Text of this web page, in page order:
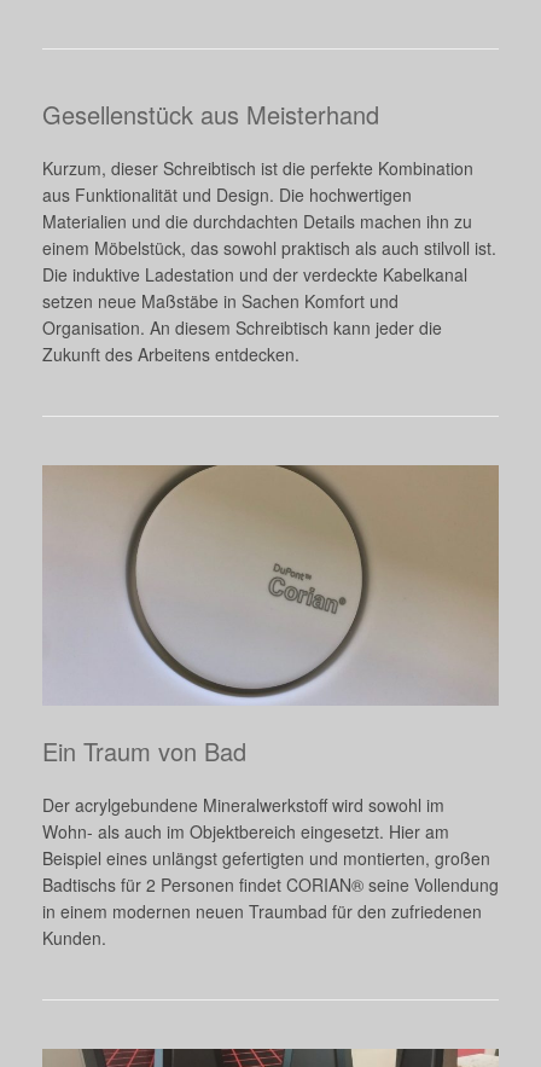
Gesellenstück aus Meisterhand
Kurzum, dieser Schreibtisch ist die perfekte Kombination
aus Funktionalität und Design. Die hochwertigen
Materialien und die durchdachten Details machen ihn zu
einem Möbelstück, das sowohl praktisch als auch stilvoll ist.
Die induktive Ladestation und der verdeckte Kabelkanal
setzen neue Maßstäbe in Sachen Komfort und
Organisation. An diesem Schreibtisch kann jeder die
Zukunft des Arbeitens entdecken.
Ein Traum von Bad
Der acrylgebundene Mineralwerkstoff wird sowohl im
Wohn- als auch im Objektbereich eingesetzt. Hier am
Beispiel eines unlängst gefertigten und montierten, großen
Badtischs für 2 Personen findet CORIAN® seine Vollendung
in einem modernen neuen Traumbad für den zufriedenen
Kunden.